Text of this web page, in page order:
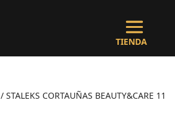
/ STALEKS CORTAUÑAS BEAUTY&CARE 11